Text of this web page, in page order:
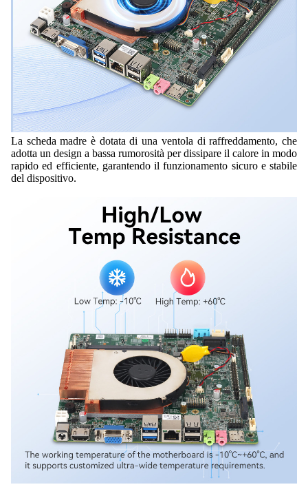
La scheda madre è dotata di una ventola di raffreddamento, che
adotta un design a bassa rumorosità per dissipare il calore in modo
rapido ed efficiente, garantendo il funzionamento sicuro e stabile
del dispositivo.